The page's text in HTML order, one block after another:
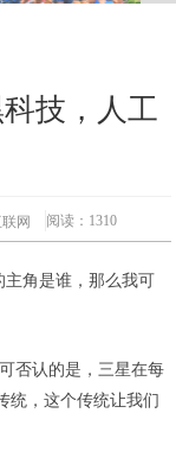
技，人工
网 阅读：1310
主角是谁，那么我可
否认的是，三星在每
统，这个传统让我们